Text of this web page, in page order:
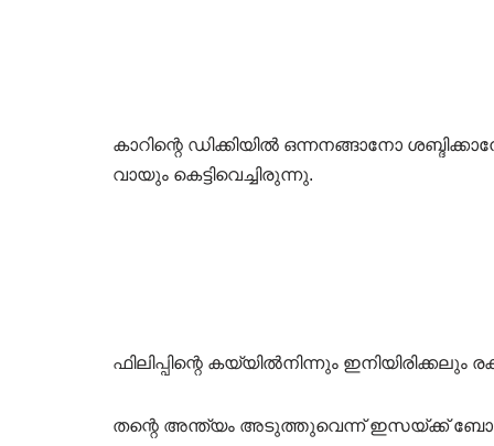
കാറിന്റെ ഡിക്കിയിൽ ഒന്നനങ്ങാനോ
വായും കെട്ടിവെച്ചിരുന്നു.
ഫിലിപ്പിന്റെ കയ്യിൽനിന്നും ഇനിയിരിക്കലും
തന്റെ അന്ത്യം അടുത്തുവെന്ന് ഇസയ്ക്ക്